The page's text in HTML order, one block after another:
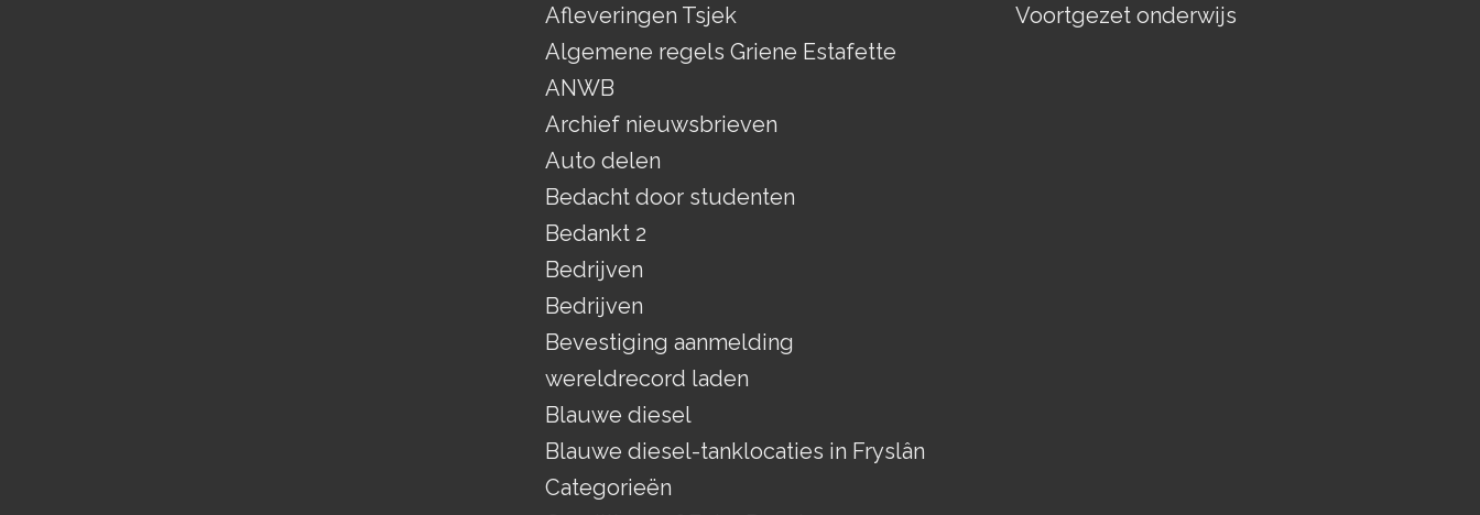
Afleveringen Tsjek
Algemene regels Griene Estafette
ANWB
Archief nieuwsbrieven
Auto delen
Bedacht door studenten
Bedankt 2
Bedrijven
Bedrijven
Bevestiging aanmelding
wereldrecord laden
Blauwe diesel
Blauwe diesel-tanklocaties in Fryslân
Categorieën
Voortgezet onderwijs